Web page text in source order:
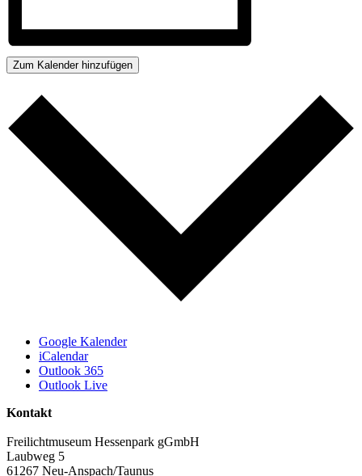
Zum Kalender hinzufügen
Google Kalender
iCalendar
Outlook 365
Outlook Live
Kontakt
Freilichtmuseum Hessenpark gGmbH
Laubweg 5
61267 Neu-Anspach/Taunus